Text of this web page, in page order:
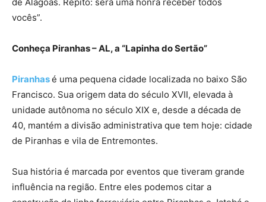
vocês”.
Conheça Piranhas – AL, a “Lapinha do Sertão”
Piranhasé uma pequena cidade localizada no baixo São
Francisco. Sua origem data do século XVII, elevada à
unidade autônoma no século XIX e, desde a década de
40, mantém a divisão administrativa que tem hoje: cidade
de Piranhas e vila de Entremontes.
Sua história é marcada por eventos que tiveram grande
influência na região. Entre eles podemos citar a